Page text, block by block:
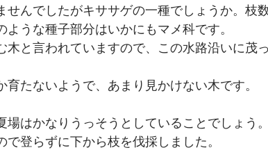
せんでしたがキササゲの一種でしょうか。枝
うな種子部分はいかにもマメ科です。
木と言われていますので、この水路沿いに茂
たないようで、あまり見かけない木です。
はかなりうっそうとしていることでしょう。
で登らずに下から枝を伐採しました。